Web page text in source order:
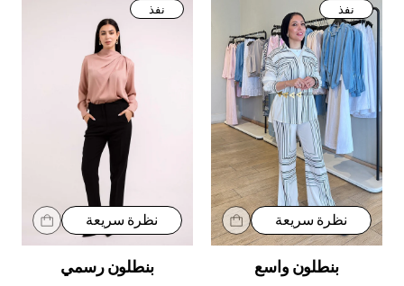
نفذ
نظرة سريعة
بنطلون واسع
نفذ
نظرة سريعة
بنطلون رسمي